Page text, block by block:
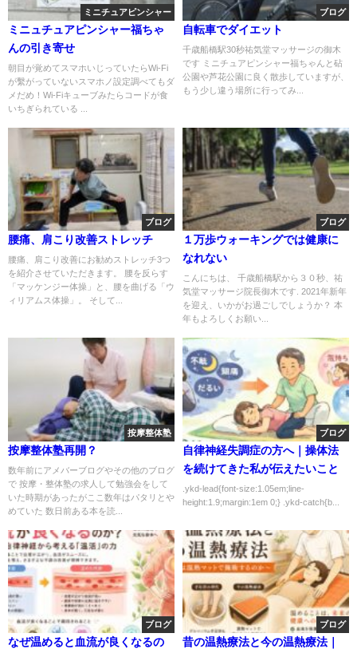
ミニチュアピンシャー
ミニュチュアピンシャー福ちゃ
んの引き寄せ
朝目が覚めてスマホいじっていたらWi-Fi
が繫がっていないスマホノ設定調べてもダ
メだめ！Wi-Fiキューブみたらコードが食
いちぎられている ...
ブログ
自転車でダイエット
千歳船橋駅30秒祐気堂マッサージの御木
です ミニチュアピンシャー福ちゃんと砧
公園や芦花公園に良く散歩していますが、
もう少し違う場所に行ってみ...
ブログ
腰痛、肩こり改善ストレッチ
腰痛、肩こり改善にお勧めストレッチ3つ
を紹介させていただきます。 腰を反らす
「マッケンジー体操」と、腰を曲げる「ウ
ィリアムス体操」。 そして...
ブログ
１万歩ウォーキングでは健康に
なれない
こんにちは、 千歳船橋駅から３０秒、祐
気堂マッサージ院長御木です. 2021年新年
を迎え、いかがお過ごしでしょうか？ 本
年もよろしくお願い...
按摩整体塾
按摩整体塾再開？
数年前にアメバーブログやその他のブログ
で 按摩・整体塾の求人して勉強会をして
いた時期があったがここ数年はパタリとや
めていた 数日前ある本を読...
ブログ
自律神経失調症の方へ｜操体法
を続けてきた私が伝えたいこと
.ykd-lead{font-size:1.05em;line-
height:1.9;margin:1em 0;} .ykd-catch{b...
ブログ
なぜ温めると血流が良くなるの
ブログ
昔の温熱療法と今の温熱療法｜